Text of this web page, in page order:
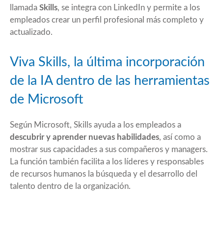
llamada Skills, se integra con LinkedIn y permite a los
empleados crear un perfil profesional más completo y
actualizado.
Viva Skills, la última incorporación
de la IA dentro de las herramientas
de Microsoft
Según Microsoft, Skills ayuda a los empleados a
descubrir y aprender nuevas habilidades, así como a
mostrar sus capacidades a sus compañeros y managers.
La función también facilita a los líderes y responsables
de recursos humanos la búsqueda y el desarrollo del
talento dentro de la organización.